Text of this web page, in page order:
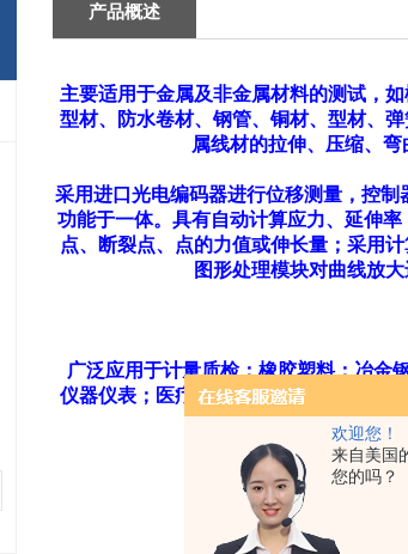
欢迎您！
来自美国
您的吗？
产品概述
主要适用于金属及非金属材料的测试，
型材、防水卷材、钢管、铜材、型材、
属线材的拉伸、压缩、
采用进口光电编码器进行位移测量，控
功能于一体。具有自动计算应力、延伸
点、断裂点、点的力值或伸长量；采用
图形处理模块对曲线放
广泛应用于计量质检；橡胶塑料；冶金
仪器仪表；医疗器械；民用核能；民用
zui大负荷100N
有效测力